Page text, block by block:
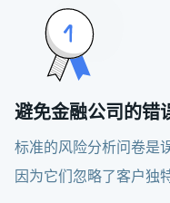
避免金融公司的错
标准的风险分析问卷是
因为它们忽略了客户独